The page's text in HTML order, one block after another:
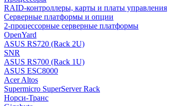
RAID-контроллеры, карты и платы управления
Серверные платформы и опции
2-процессорные серверные платформы
OpenYard
ASUS RS720 (Rack 2U)
SNR
ASUS RS700 (Rack 1U)
ASUS ESC8000
Acer Altos
Supermicro SuperServer Rack
Норси-Транс